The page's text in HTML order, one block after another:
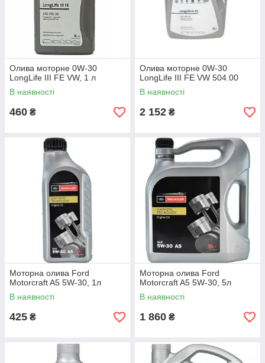
Олива моторне 0W-30
LongLife III FE VW, 1 л
В наявності
460 ₴
Олива моторне 0W-30
LongLife III FE VW 504.00
В наявності
2 152 ₴
Моторна олива Ford
Motorcraft A5 5W-30, 1л
В наявності
425 ₴
Моторна олива Ford
Motorcraft A5 5W-30, 5л
В наявності
1 860 ₴